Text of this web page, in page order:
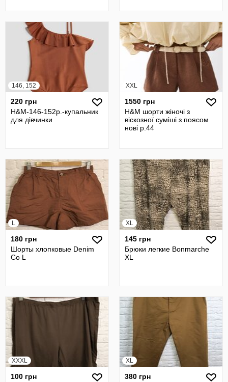
146, 152
220 грн
H&M-146-152р.-купальник
для дівчинки
XXL
1550 грн
H&M шорти жіночі з
віскозної суміші з поясом
нові р.44
L
180 грн
Шорты хлопковые Denim
Co L
XL
145 грн
Брюки легкие Bonmarche
XL
XXXL
100 грн
XL
380 грн